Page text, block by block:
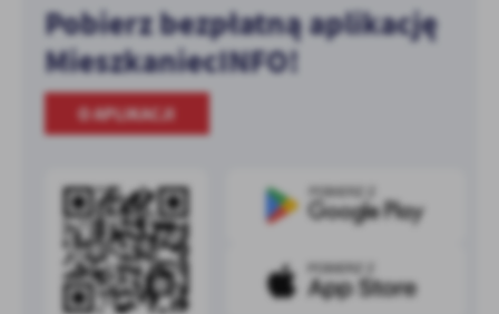
Pobierz bezpłatną aplikację
MieszkaniecINFO!
O APLIKACJI